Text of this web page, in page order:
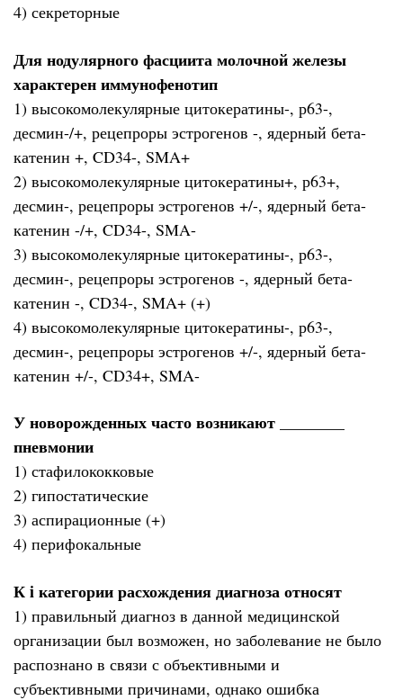
4) секреторные
Для нодулярного фасциита молочной железы
характерен иммунофенотип
1) высокомолекулярные цитокератины-, р63-,
десмин-/+, рецепроры эстрогенов -, ядерный бета-
катенин +, CD34-, SMA+
2) высокомолекулярные цитокератины+, р63+,
десмин-, рецепроры эстрогенов +/-, ядерный бета-
катенин -/+, CD34-, SMA-
3) высокомолекулярные цитокератины-, р63-,
десмин-, рецепроры эстрогенов -, ядерный бета-
катенин -, CD34-, SMA+ (+)
4) высокомолекулярные цитокератины-, р63-,
десмин-, рецепроры эстрогенов +/-, ядерный бета-
катенин +/-, CD34+, SMA-
У новорожденных часто возникают ________
пневмонии
1) стафилококковые
2) гипостатические
3) аспирационные (+)
4) перифокальные
К i категории расхождения диагноза относят
1) правильный диагноз в данной медицинской
организации был возможен, но заболевание не было
распознано в связи с объективными и
субъективными причинами, однако ошибка